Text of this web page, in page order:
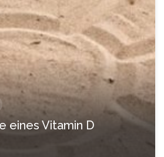
eines Vitamin D